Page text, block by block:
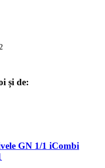
și de:
GN 1/1 iCombi